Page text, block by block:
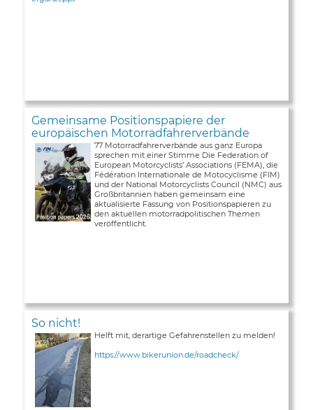
Gemeinsame Positionspapiere der
europäischen Motorradfahrerverbände
77 Motorradfahrerverbände aus ganz Europa
sprechen mit einer Stimme Die Federation of
European Motorcyclists’ Associations (FEMA), die
Fédération Internationale de Motocyclisme (FIM)
und der National Motorcyclists Council (NMC) aus
Großbritannien haben gemeinsam eine
aktualisierte Fassung von Positionspapieren zu
den aktuellen motorradpolitischen Themen
veröffentlicht.
So nicht!
Helft mit, derartige Gefahrenstellen zu melden!
https://www.bikerunion.de/roadcheck/